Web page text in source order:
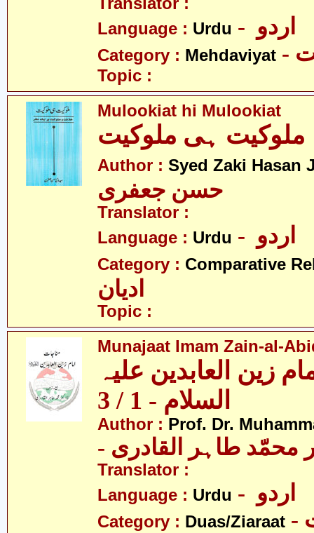
Language : Urdu
Category : Mehdaviyat
Topic :
Mulookiat hi Mulookiat
ملوکیت ہی ملوکیت
Author : Syed Zaki Hasan
حسن جعفری
Translator :
Language : Urdu
Category : Comparative
ادیان
Topic :
Munajaat Imam Zain-al-
زین العابدین علیہ
السلام - 1 / 3
Author : Prof. Dr.
محمّد طاہر القادری
Translator :
Language : Urdu
Category : Duas/Ziaraat